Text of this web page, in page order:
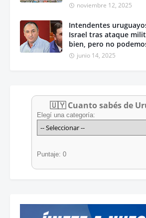
noviembre 12, 2025
Intendentes
Israel tras ataque
bien, pero no
junio 14, 2025
🇺🇾 Cuanto sabés de
Elegí una categoría:
Puntaje: 0